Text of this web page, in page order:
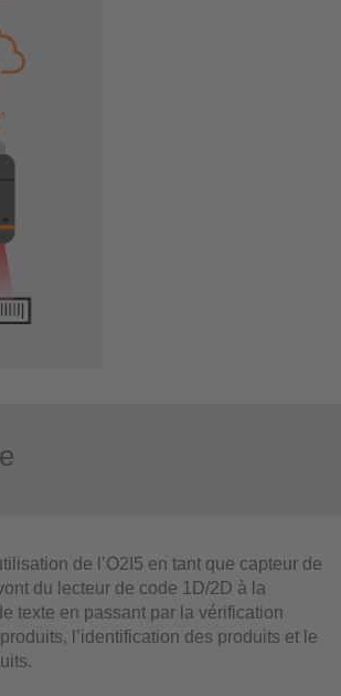
de l’O2I5 en tant que capteur de
du lecteur de code 1D/2D à la
texte en passant par la vérification
l’identification des produits et le